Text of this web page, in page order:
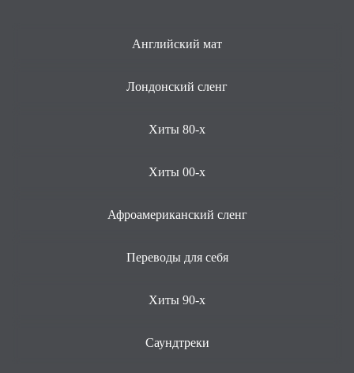
Английский мат
Лондонский сленг
Хиты 80-х
Хиты 00-х
Афроамериканский сленг
Переводы для себя
Хиты 90-х
Саундтреки